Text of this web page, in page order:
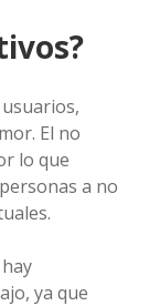
El no
lo que
a no
ya que